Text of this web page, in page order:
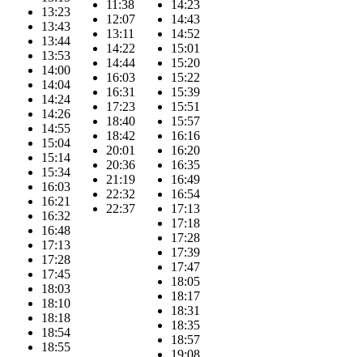
13:23
13:43
13:44
13:53
14:00
14:04
14:24
14:26
14:55
15:04
15:14
15:34
16:03
16:21
16:32
16:48
17:13
17:28
17:45
18:03
18:10
18:18
18:54
18:55
11:38
12:07
13:11
14:22
14:44
16:03
16:31
17:23
18:40
18:42
20:01
20:36
21:19
22:32
22:37
14:23
14:43
14:52
15:01
15:20
15:22
15:39
15:51
15:57
16:16
16:20
16:35
16:49
16:54
17:13
17:18
17:28
17:39
17:47
18:05
18:17
18:31
18:35
18:57